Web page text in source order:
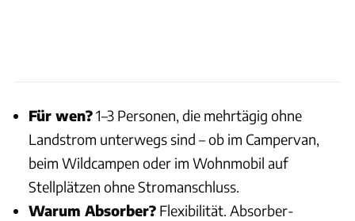
Für wen?1–3 Personen, die mehrtägig ohne
Landstrom unterwegs sind – ob im Campervan,
beim Wildcampen oder im Wohnmobil auf
Stellplätzen ohne Stromanschluss.
Warum Absorber? Flexibilität. Absorber-